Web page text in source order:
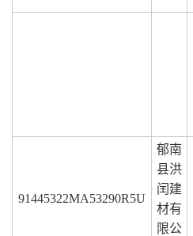
91445322MA53290R5U
郁南
县洪
闰建
材有
限公